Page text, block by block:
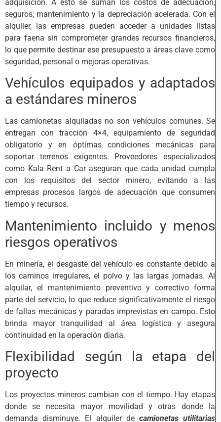
adquisición. A esto se suman los costos de adecuación,
seguros, mantenimiento y la depreciación acelerada. Con el
alquiler, las empresas pueden acceder a unidades listas
para faena sin comprometer grandes recursos financieros,
lo que permite destinar ese presupuesto a áreas clave como
seguridad, personal o mejoras operativas.
Vehículos equipados y adaptados
a estándares mineros
Las camionetas alquiladas no son vehículos comunes. Se
entregan con tracción 4×4, equipamiento de seguridad
obligatorio y en óptimas condiciones mecánicas para
soportar terrenos exigentes. Proveedores especializados
como Kala Rent a Car aseguran que cada unidad cumpla
con los requisitos del sector minero, evitando a las
empresas procesos largos de adecuación que consumen
tiempo y recursos.
Mantenimiento incluido y menos
riesgos operativos
En minería, el desgaste del vehículo es constante debido a
los caminos irregulares, el polvo y las largas jornadas. Al
alquilar, el mantenimiento preventivo y correctivo forma
parte del servicio, lo que reduce significativamente el riesgo
de fallas mecánicas y paradas imprevistas en campo. Esto
brinda mayor tranquilidad al área logística y asegura
continuidad en la operación diaria.
Flexibilidad según la etapa del
proyecto
Los proyectos mineros cambian con el tiempo. Hay etapas
donde se necesita mayor movilidad y otras donde la
demanda disminuye. El alquiler de camionetas utilitarias